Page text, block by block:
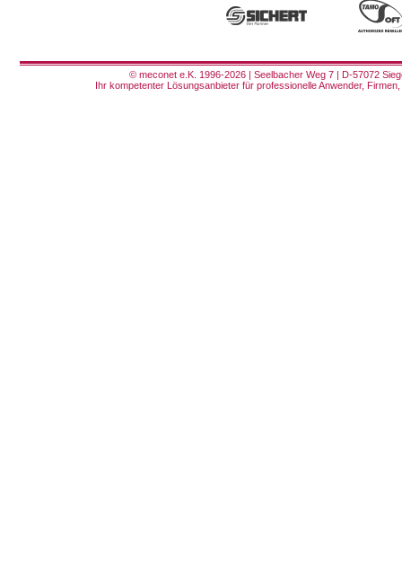
© meconet e.K. 1996-2026 | Seelbacher Weg 7 | D-57072
Ihr kompetenter Lösungsanbieter für professionelle Anwender,